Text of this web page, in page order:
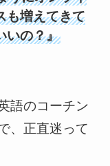
も増えてきて
いの？』
語のコーチン
、正直迷って